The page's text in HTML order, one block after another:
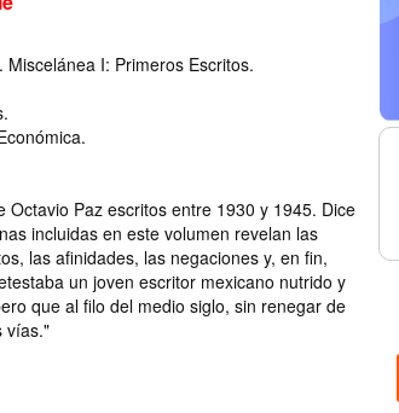
I: Primeros Escritos.
Octavio Paz escritos entre 1930 y 1945. Dice
incluidas en este volumen revelan las
las afinidades, las negaciones y, en fin,
un joven escritor mexicano nutrido y
que al filo del medio siglo, sin renegar de
vías."